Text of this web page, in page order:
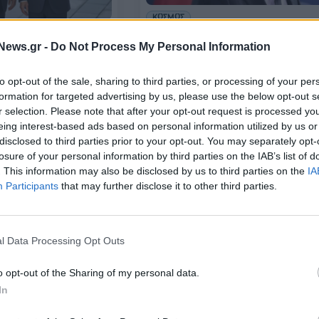
- Do Not Process My Personal Information
opt-out of the sale, sharing to third parties, or processing of your
for targeted advertising by us, please use the below opt-out
selection. Please note that after your opt-out request is processed
interest-based ads based on personal information utilized by us
to third parties prior to your opt-out. You may separately
of your personal information by third parties on the IAB’s list of
This information may also be disclosed by us to third parties on the
Participants that may further disclose it to other third parties.
Data Processing Opt Outs
opt-out of the Sharing of my personal data.
στη Μόσχα δεν
ΚΟΣΜΟΣ
Ουκρανία, κλειδί για την
Ευρώπη
06/04/2024 - 20:29
κάλεσε τους
τη
Γερμανία: Αισιόδοξος ο Σολτς ότι